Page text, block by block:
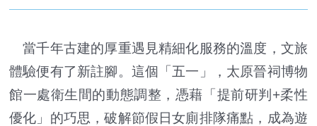
當千年古建的厚重遇見精細化服務的溫度，文旅
體驗便有了新註腳。這個「五一」，太原晉祠博物
館一處衛生間的動態調整，憑藉「提前研判+柔性
優化」的巧思，破解節假日女廁排隊痛點，成為遊